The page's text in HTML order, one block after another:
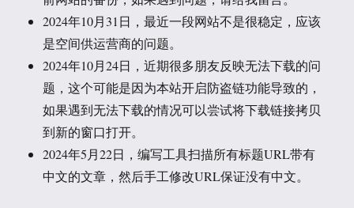
2024年10月31日，最近一段网站不是很稳定，应该
是空间供运营商的问题。
2024年10月24日，近期很多朋友反映无法下载的问
题，这个可能是因为本站开启防盗链功能导致的，
如果遇到无法下载的情况可以尝试将下载链接拷贝
到新的窗口打开。
2024年5月22日，编写工具扫描所有标题URL带有
中文的文章，然后手工修改URL保证没有中文。